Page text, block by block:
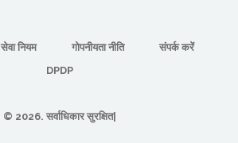
सेवा नियम गोपनीयता नीति
संपर्क करें
DPDP
© 2026. सर्वाधिकार सुरक्षित|